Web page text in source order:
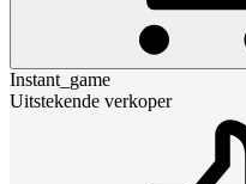
Instant_game
Uitstekende verkoper